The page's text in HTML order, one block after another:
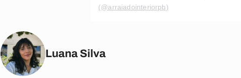
(@arraiadointeriorpb)
Luana Silva